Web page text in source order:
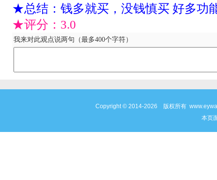
★总结：钱多就买，没钱慎买 好多功
★评分： 3.0
我来对此观点说两句（最多400个字符）
Copyright © 2014-2026 版权所有
本页